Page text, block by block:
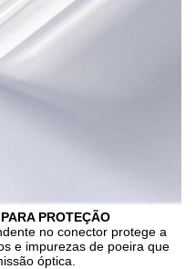
PROTEÇÃO
no conector protege a
e impurezas de poeira que
óptica.